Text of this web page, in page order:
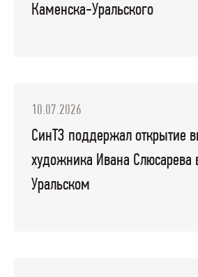
Каменска-Уральского
10.07.2026
СинТЗ поддержал открытие
художника Ивана Слюсарева
Уральском